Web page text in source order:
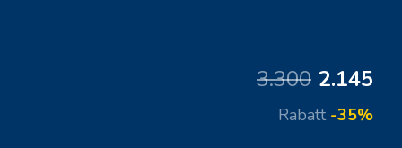
3.300 2.145
Rabatt -35%